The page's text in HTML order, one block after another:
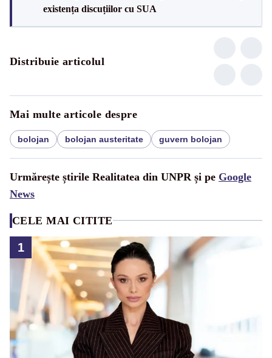
existența discuțiilor cu SUA
Distribuie articolul
Mai multe articole despre
bolojan bolojan austeritate guvern bolojan
Urmărește știrile Realitatea din UNPR și pe Google
News
CELE MAI CITITE
1